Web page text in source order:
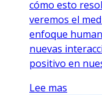
cómo esto
veremos el
enfoque
nuevas
positivo en
Lee mas